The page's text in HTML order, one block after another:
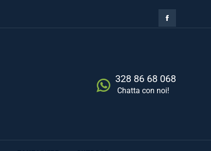
328 86 68 068
Chatta con noi!